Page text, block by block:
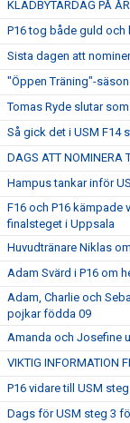
KLÄDBYTARDAG PÅ
P16 tog både guld och
Sista dagen att
"Öppen Träning"-
Tomas Ryde slutar
Så gick det i USM F14
DAGS ATT NOMINERA
Hampus tankar inför
F16 och P16 kämpade
finalsteget i Uppsala
Huvudtränare Niklas
Adam Svärd i P16 om
Adam, Charlie och
pojkar födda 09
Amanda och Josefine
VIKTIG INFORMATION
P16 vidare till USM steg
Dags för USM steg 3